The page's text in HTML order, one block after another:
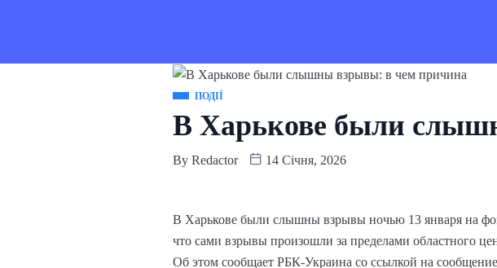
ПОДІЇ
В Харькове были
By Redactor 14 Січня, 2026
В Харькове были слышны взрывы ночью 13 января на
что сами взрывы произошли за пределами областного
Об этом сообщает РБК-Украина со ссылкой на